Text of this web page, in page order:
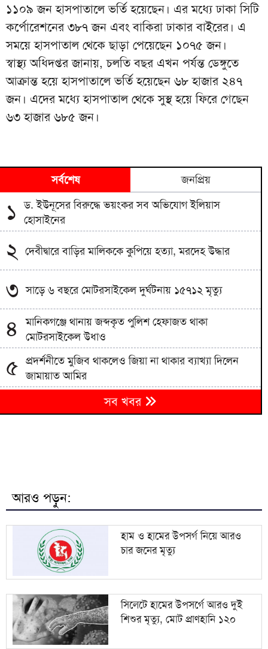
১১০৯ জন হাসপাতালে ভর্তি হয়েছেন। এর মধ্যে ঢাকা সিটি
কর্পোরেশনের ৩৮৭ জন এবং বাকিরা ঢাকার বাইরের। এ
সময়ে হাসপাতাল থেকে ছাড়া পেয়েছেন ১০৭৫ জন।
স্বাস্থ্য অধিদপ্তর জানায়, চলতি বছর এখন পর্যন্ত ডেঙ্গুতে
আক্রান্ত হয়ে হাসপাতালে ভর্তি হয়েছেন ৬৮ হাজার ২৪৭
জন। এদের মধ্যে হাসপাতাল থেকে সুস্থ হয়ে ফিরে গেছেন
৬৩ হাজার ৬৮৫ জন।
সর্বশেষ জনপ্রিয়
১ ড. ইউনূসের বিরুদ্ধে ভয়ংকর সব অভিযোগ ইলিয়াস
হোসাইনের
২ দেবীদ্বারে বাড়ির মালিককে কুপিয়ে হত্যা, মরদেহ উদ্ধার
৩ সাড়ে ৬ বছরে মোটরসাইকেল দুর্ঘটনায় ১৫৭১২ মৃত্যু
৪
মানিকগঞ্জে থানায় জব্দকৃত পুলিশ হেফাজত থাকা
মোটরসাইকেল উধাও
৫ প্রদর্শনীতে মুজিব থাকলেও জিয়া না থাকার ব্যাখ্যা দিলেন
জামায়াত আমির
জামায়াতের প্রদর্শনীতে উঠে এলো ছাত্রদল নেতা আবিদের
জুলাইয়ের ভূমিকা
সম্পাদক সাঈদ পান্থ
৯
জামায়াত আমিরের
জ্বালানি খাত অস্থিতিশীল করতে একটি চক্র সক্রিয়:
প্রধানমন্ত্রী
সব খবর
আরও পড়ুন:
হাম ও হামের উপসর্গ নিয়ে আরও
চার জনের মৃত্যু
সিলেটে হামের উপসর্গে আরও দুই
শিশুর মৃত্যু, মোট প্রাণহানি ১২০